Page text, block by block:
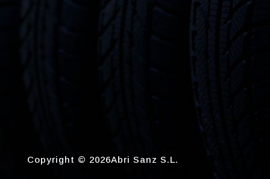
Copyright © 2026Abri Sanz S.L.